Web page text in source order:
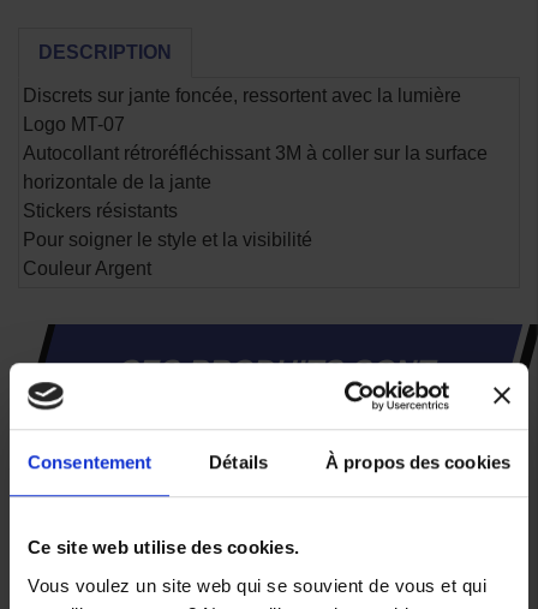
Consentement Détails À propos des cookies
Ce site web utilise des cookies.
Vous voulez un site web qui se souvient de vous et qui
DESCRIPTION
Discrets sur jante foncée, ressortent avec la lumière
Logo MT-07
Autocollant rétroréfléchissant 3M à coller sur la surface
horizontale de la jante
Stickers résistants
Pour soigner le style et la visibilité
Couleur Argent
CES PRODUITS SONT
SUSCEPTIBLES DE VOUS
INTÉRESSER